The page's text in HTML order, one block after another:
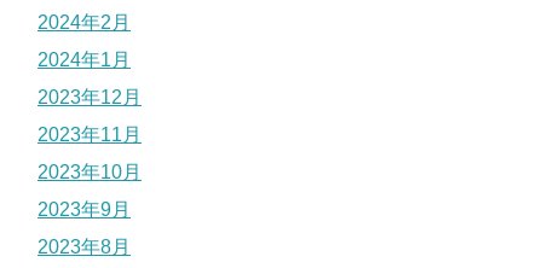
2024年2月
2024年1月
2023年12月
2023年11月
2023年10月
2023年9月
2023年8月